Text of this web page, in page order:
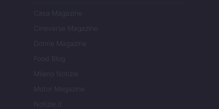
Casa Magazine
Cineverse Magazine
Donne Magazine
Food Blog
Milano Notizie
Motor Magazine
Notizie.it